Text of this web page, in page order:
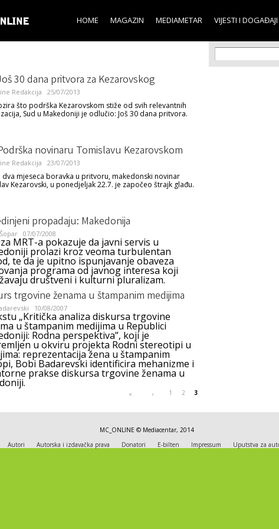
main
content
HOME MAGAZIN MEDIAMETAR VIJESTI I DOGAĐAJI
30 dana pritvora za Kezarovskog
Redakcija 25/07/2013
što podrška Kezarovskom stiže od svih relevantnih
Sud u Makedoniji je odlučio: Još 30 dana pritvora.
novinaru Tomislavu Kezarovskom
Redakcija 23/07/2013
dva mjeseca boravka u pritvoru, makedonski novinar
Kezarovski, u ponedjeljak 22.7. je započeo štrajk glađu.
propadaju: Makedonija
07/07/2008
MRT-a pokazuje da javni servis u
prolazi kroz veoma turbulentan
te da je upitno ispunjavanje obaveza
programa od javnog interesa koji
društveni i kulturni pluralizam.
trgovine ženama u štampanim medijima
10/08/2007
„Kritička analiza diskursa trgovine
u štampanim medijima u Republici
Rodna perspektiva”, koji je
u okviru projekta Rodni stereotipi u
reprezentacija žena u štampanim
Bobi Badarevski identificira mehanizme i
prakse diskursa trgovine ženama u
« ‹ 1 2 3
Search
Search
MC_ONLINE © Mediacentar, 2014
Autori
Autorska i izdavačka prava Donatori E-bilten Impressum Uputstva za